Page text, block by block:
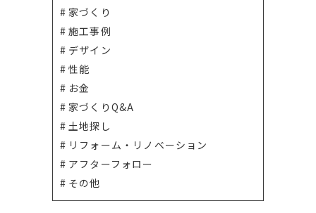
家づくり
施工事例
デザイン
性能
お金
家づくりQ&A
土地探し
リフォーム・リノベーション
アフターフォロー
その他